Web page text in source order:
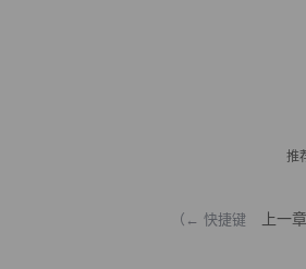
推
（← 快捷键 上一章